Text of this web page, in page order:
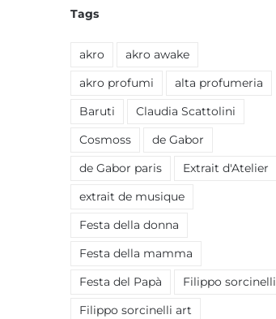
Tags
akro akro awake
akro profumi alta profumeria
Baruti Claudia Scattolini
Cosmoss de Gabor
de Gabor paris Extrait d'Atelier
extrait de musique
Festa della donna
Festa della mamma
Festa del Papà Filippo sorcinelli
Filippo sorcinelli art